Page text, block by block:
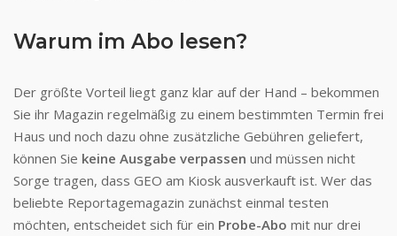
Warum im Abo lesen?
Der größte Vorteil liegt ganz klar auf der Hand – bekommen
Sie ihr Magazin regelmäßig zu einem bestimmten Termin frei
Haus und noch dazu ohne zusätzliche Gebühren geliefert,
können Sie keine Ausgabe verpassen und müssen nicht
Sorge tragen, dass GEO am Kiosk ausverkauft ist. Wer das
beliebte Reportagemagazin zunächst einmal testen
möchten, entscheidet sich für ein Probe-Abo mit nur drei